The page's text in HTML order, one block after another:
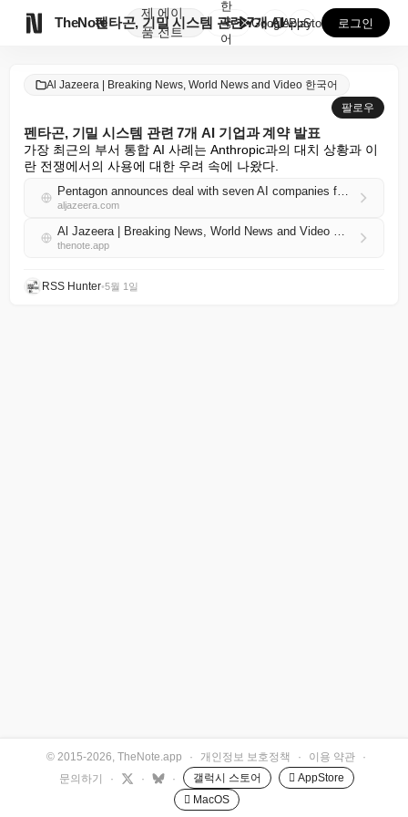
TheNote
제
품
에이
전트
펜타곤, 기밀 시스템 관련 7개 AI 기업과 계약 발표
한
국
어
GooglePlay
AppStore 로그인
Al Jazeera | Breaking News, World News and Video 한국어
팔로우
펜타곤, 기밀 시스템 관련 7개 AI 기업과 계약 발표
가장 최근의 부서 통합 AI 사례는 Anthropic과의 대치 상황과 이
란 전쟁에서의 사용에 대한 우려 속에 나왔다.
Pentagon announces deal with seven AI companies for classified systems
aljazeera.com
Al Jazeera | Breaking News, World News and Video 한국어 RSS
thenote.app
RSS Hunter•5월 1일
© 2015-2026, TheNote.app · 개인정보 보호정책 · 이용 약관
·
문의하기
· · · 갤럭시 스토어
 AppStore
 MacOS